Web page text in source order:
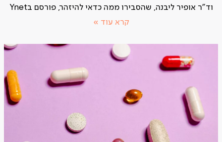
וד"ר אופיר ליבנה, שהסבירו ממה כדאי להיזהר, פורסם בYnet
קרא עוד »